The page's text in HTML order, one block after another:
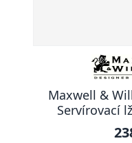
Maxwell &
Servírovací